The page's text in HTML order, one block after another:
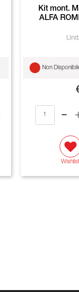
Kit mont.
ALFA
Non